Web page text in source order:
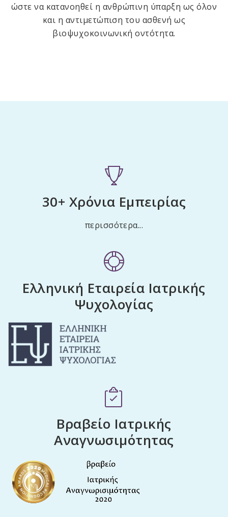
ώστε να κατανοηθεί η ανθρώπινη ύπαρξη ως όλον
και η αντιμετώπιση του ασθενή ως
βιοψυχοκοινωνική οντότητα.
30+ Χρόνια Εμπειρίας
περισσότερα...
Ελληνική Εταιρεία Ιατρικής
Ψυχολογίας
Βραβείο Ιατρικής
Αναγνωσιμότητας